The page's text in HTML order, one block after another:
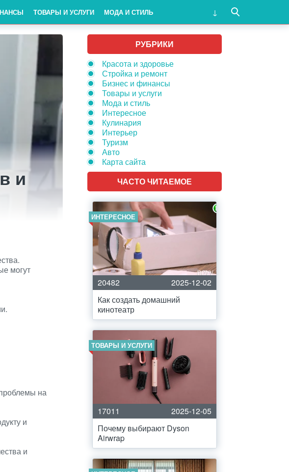
ТОВАРЫ И УСЛУГИ МОДА И СТИЛЬ
и
могут
на
и
и
РУБРИКИ
Красота и здоровье
Стройка и ремонт
Бизнес и финансы
Товары и услуги
Мода и стиль
Интересное
Кулинария
Интерьер
Туризм
Авто
Карта сайта
ЧАСТО ЧИТАЕМОЕ
ИНТЕРЕСНОЕ
20482
2025-12-02
Как создать домашний
кинотеатр
ТОВАРЫ И УСЛУГИ
17011
2025-12-05
Почему выбирают Dyson
Airwrap